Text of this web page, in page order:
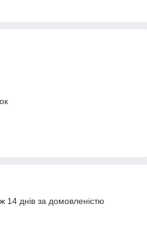
14 днів за домовленістю